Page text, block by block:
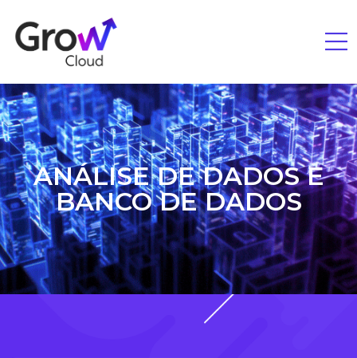
ANÁLISE DE DADOS E
BANCO DE DADOS